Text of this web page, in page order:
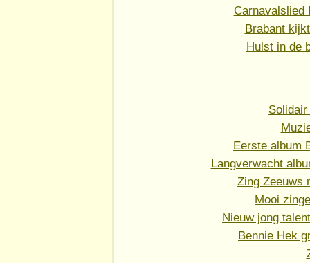
Carnavalslied
Brabant
Hulst in de
Eerste album
Langverwacht
Zing Zeeuws
Mooi
Nieuw jong
Bennie Hek